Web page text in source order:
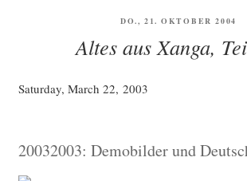
VERÖFFENTLICHT
DO., 21. OKTOBER 2004
Altes aus Xanga,
Satur­day, March 22, 2003
20032003: Demobilder und